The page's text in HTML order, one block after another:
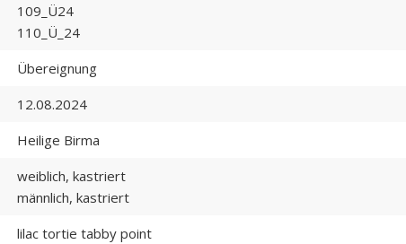
109_Ü24
110_Ü_24
Übereignung
12.08.2024
Heilige Birma
weiblich, kastriert
männlich, kastriert
lilac tortie tabby point